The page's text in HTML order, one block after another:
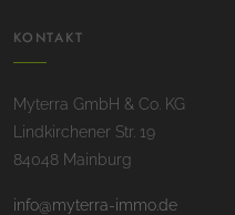
KONTAKT
Myterra GmbH & Co. KG
Lindkirchener Str. 19
84048 Mainburg
info@myterra-immo.de